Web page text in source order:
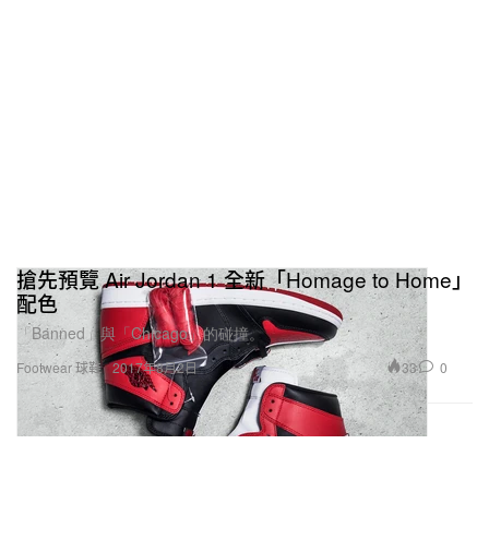
Footwear 球鞋
搶先預覽 Air Jordan 1 全新「Homage to Home」
配色
「Banned」與「Chicago」的碰撞。
2017年8月2日 33 0